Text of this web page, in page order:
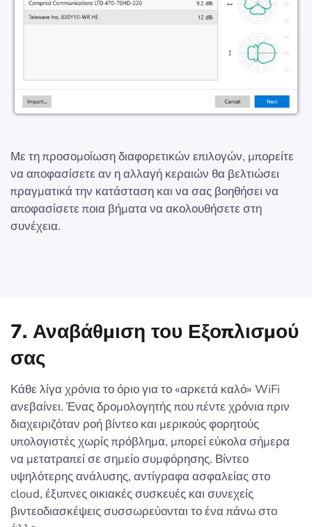
Με τη προσομοίωση διαφορετικών επιλογών, μπορείτε
να αποφασίσετε αν η αλλαγή κεραιών θα βελτιώσει
πραγματικά την κατάσταση και να σας βοηθήσει να
αποφασίσετε ποια βήματα να ακολουθήσετε στη
συνέχεια.
7. Αναβάθμιση του Εξοπλισμού
σας
Κάθε λίγα χρόνια το όριο για το «αρκετά καλό» WiFi
ανεβαίνει. Ένας δρομολογητής που πέντε χρόνια πριν
διαχειριζόταν ροή βίντεο και μερικούς φορητούς
υπολογιστές χωρίς πρόβλημα, μπορεί εύκολα σήμερα
να μετατραπεί σε σημείο συμφόρησης. Βίντεο
υψηλότερης ανάλυσης, αντίγραφα ασφαλείας στο
cloud, έξυπνες οικιακές συσκευές και συνεχείς
βιντεοδιασκέψεις συσσωρεύονται το ένα πάνω στο